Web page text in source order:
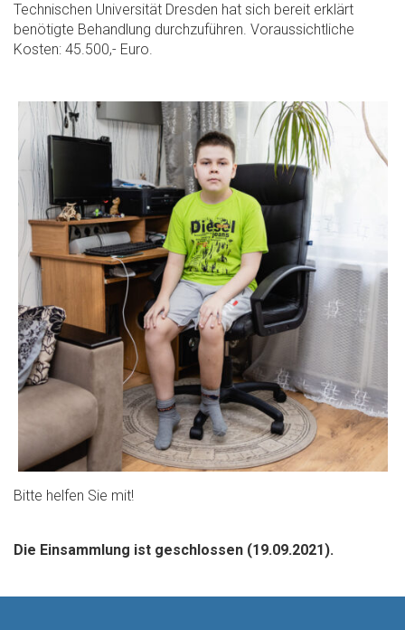
Technischen Universität Dresden hat sich bereit erklärt
benötigte Behandlung durchzuführen. Voraussichtliche
Kosten: 45.500,- Euro.
Bitte helfen Sie mit!
Die Einsammlung ist geschlossen (19.09.2021).